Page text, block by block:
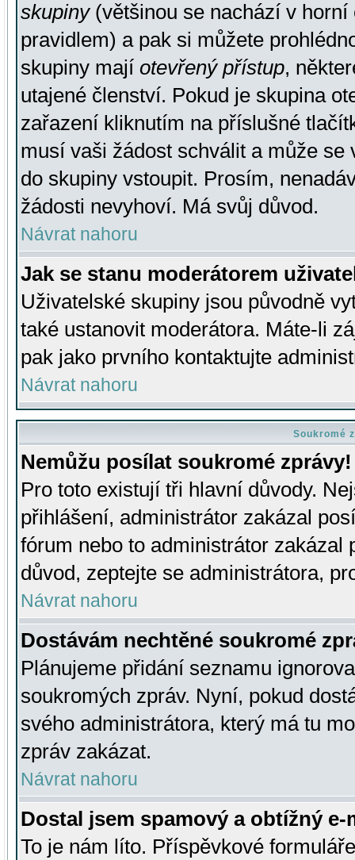
skupiny(většinou se nachází v horní
pravidlem) a pak si můžete
skupiny mají otevřený přístup,
utajené členství. Pokud je skupina
zařazení kliknutím na příslušné
musí vaši žádost schválit a může se
do skupiny vstoupit. Prosím,
žádosti nevyhoví. Má svůj důvod.
Návrat nahoru
Jak se stanu moderátorem
Uživatelské skupiny jsou původně
také ustanovit moderátora. Máte-li
pak jako prvního kontaktujte
Návrat nahoru
Soukromé
Nemůžu posílat soukromé zprávy!
Pro toto existují tři hlavní důvody.
přihlášení, administrátor zakázal
fórum nebo to administrátor zakázal
důvod, zeptejte se administrátora,
Návrat nahoru
Dostávám nechtěné soukromé
Plánujeme přidání seznamu
soukromých zpráv. Nyní, pokud
svého administrátora, který má tu
zpráv zakázat.
Návrat nahoru
Dostal jsem spamový a obtížný
To je nám líto. Příspěvkové